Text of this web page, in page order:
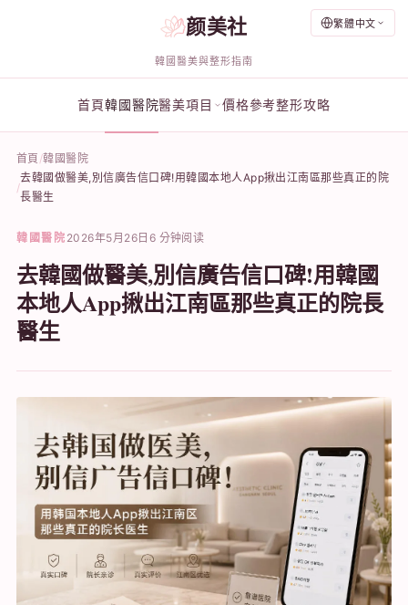
繁體中文
颜美社
韓國醫美與整形指南
首頁韓國醫院醫美項目 價格參考整形攻略
首頁 韓國醫院
去韓國做醫美,別信廣告信口碑!用韓國本地人App揪出江南區那些真正的院
長醫生
韓國醫院 2026年5月26日 6 分钟阅读
去韓國做醫美,別信廣告信口碑!用韓國
本地人App揪出江南區那些真正的院長
醫生